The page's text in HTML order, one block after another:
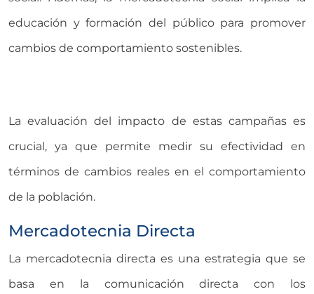
educación y formación del público para promover
cambios de comportamiento sostenibles.
La evaluación del impacto de estas campañas es
crucial, ya que permite medir su efectividad en
términos de cambios reales en el comportamiento
de la población.
Mercadotecnia Directa
La mercadotecnia directa es una estrategia que se
basa en la comunicación directa con los